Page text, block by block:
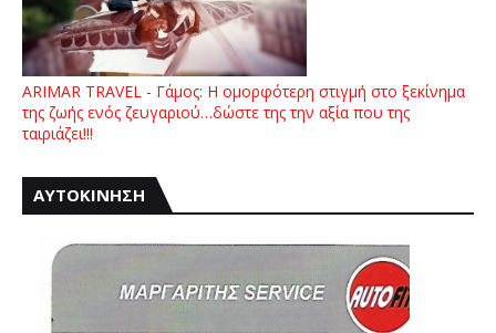
ARIMAR TRAVEL - Γάμος: Η ομορφότερη στιγμή στο ξεκίνημα
της ζωής ενός ζευγαριού…δώστε της την αξία που της
ταιριάζει!!!
ΑΥΤΟΚΙΝΗΣΗ